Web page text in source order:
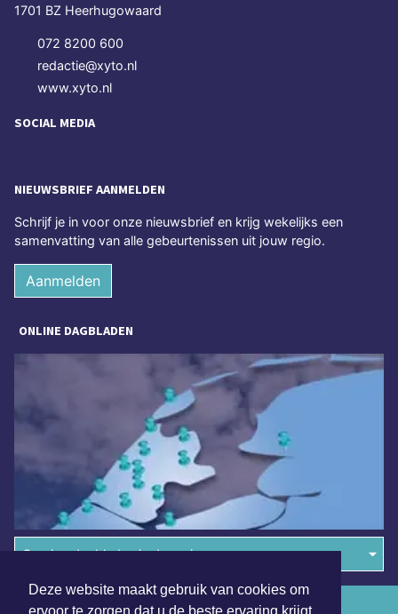
Deze website maakt gebruik van cookies om
1701 BZ Heerhugowaard
072 8200 600
redactie@xyto.nl
www.xyto.nl
SOCIAL MEDIA
NIEUWSBRIEF AANMELDEN
Schrijf je in voor onze nieuwsbrief en krijg wekelijks een
samenvatting van alle gebeurtenissen uit jouw regio.
Aanmelden
ONLINE DAGBLADEN
Overige dagbladen in de regio
Algemene voorwaarden